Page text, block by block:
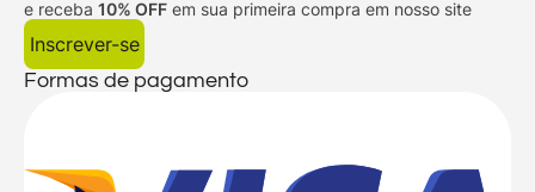
e receba 10% OFF em sua primeira compra em nosso site
Inscrever-se
Formas de pagamento